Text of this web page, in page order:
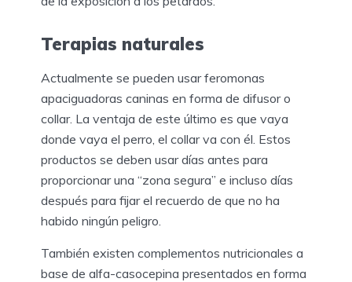
Terapias naturales
Actualmente se pueden usar feromonas
apaciguadoras caninas en forma de difusor o
collar. La ventaja de este último es que vaya
donde vaya el perro, el collar va con él. Estos
productos se deben usar días antes para
proporcionar una “zona segura” e incluso días
después para fijar el recuerdo de que no ha
habido ningún peligro.
También existen complementos nutricionales a
base de alfa-casocepina presentados en forma